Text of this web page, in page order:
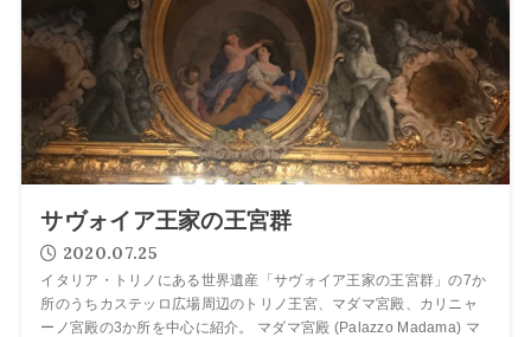
サヴォイア王家の王宮群
2020.07.25
イタリア・トリノにある世界遺産「サヴォイア王家の王宮群」の7か
所のうちカステッロ広場周辺のトリノ王宮、マダマ宮殿、カリニャ
ーノ宮殿の3か所を中心に紹介。 マダマ宮殿 (Palazzo Madama) マ